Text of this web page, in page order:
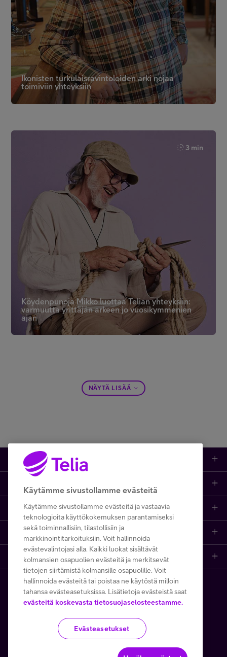
Ikonisten turkulaisravintoloiden arki nojaa
toimiviin yhteyksiin
3 min
Köydenpunoja Mikko luottaa Telian yhteyksiin:
varmuutta yrittäjän arkeen jo vuosikymmenien
ajan
NÄYTÄ LISÄÄ
Tuotteet
IT-palvelut
Yrittäjän palvelut
Julkishallinnolle
Wholesale
5G yrityksille
Etusivu
Yhteystiedot
Paikalliset yritysmyyjät
Viat ja häiriöt
Asiakkuuden hallinta
Opi ja inspiroidu
Kaikki sisällöt
Artikkelit
Referenssit
Asiakasvinkit
Webinaarit ja koulutukset
Telia
Telia
Telia Cygate
Telia Finland
Telia yrityksenä
Vastuullisuus
Turvaverkko
Copyright Telia Company 2026
Kaikki hinnat ALV 0 %
Tietosuoja ja -turva Käyttöehdot
Käytämme sivustollamme evästeitä
Käytämme sivustollamme evästeitä ja vastaavia
teknologioita käyttökokemuksen parantamiseksi
sekä toiminnallisiin, tilastollisiin ja
markkinointitarkoituksiin. Voit hallinnoida
evästevalintojasi alla. Kaikki luokat sisältävät
kolmansien osapuolien evästeitä ja merkitsevät
tietojen siirtämistä kolmansille osapuolille. Voit
hallinnoida evästeitä tai poistaa ne käytöstä milloin
tahansa evästeasetuksissa. Lisätietoja evästeistä saat
evästeitä koskevasta tietosuojaselosteestamme.
Evästeasetukset